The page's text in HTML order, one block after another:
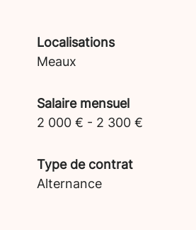
Localisations
Meaux
Salaire mensuel
2 000 € - 2 300 €
Type de contrat
Alternance